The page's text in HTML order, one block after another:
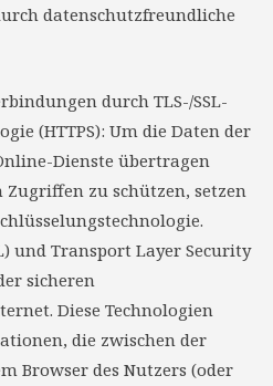
datenschutzfreundliche
durch TLS-/SSL-
(HTTPS): Um die Daten der
Dienste übertragen
zu schützen, setzen
und Transport Layer Security
sicheren
Diese Technologien
die zwischen der
Browser des Nutzers (oder